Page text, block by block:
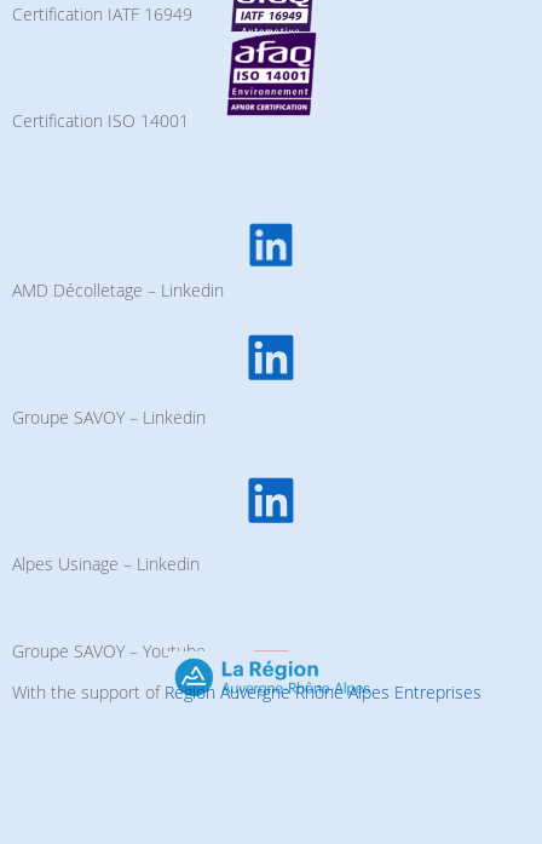
Certification IATF 16949
Certification ISO 14001
AMD Décolletage – Linkedin
Groupe SAVOY – Linkedin
Alpes Usinage – Linkedin
Groupe SAVOY – Youtube
With the support of Région Auvergne Rhône Alpes Entreprises